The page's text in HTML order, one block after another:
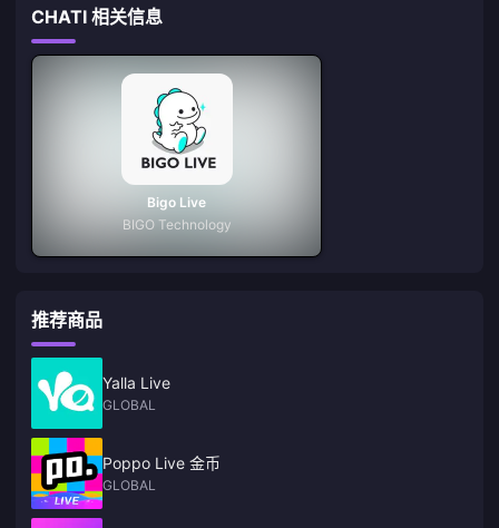
CHATI 相关信息
Bigo Live
BIGO Technology
推荐商品
Yalla Live
GLOBAL
Poppo Live 金币
GLOBAL